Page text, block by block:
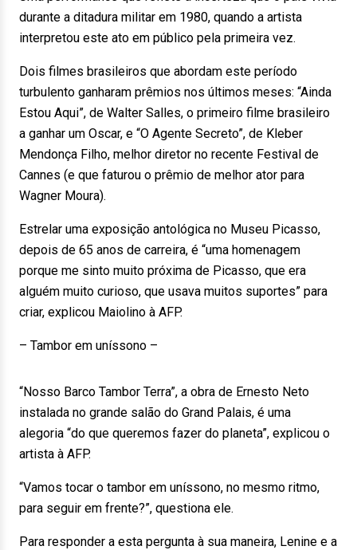
durante a ditadura militar em 1980, quando a artista
interpretou este ato em público pela primeira vez.
Dois filmes brasileiros que abordam este período
turbulento ganharam prêmios nos últimos meses: “Ainda
Estou Aqui”, de Walter Salles, o primeiro filme brasileiro
a ganhar um Oscar, e “O Agente Secreto”, de Kleber
Mendonça Filho, melhor diretor no recente Festival de
Cannes (e que faturou o prêmio de melhor ator para
Wagner Moura).
Estrelar uma exposição antológica no Museu Picasso,
depois de 65 anos de carreira, é “uma homenagem
porque me sinto muito próxima de Picasso, que era
alguém muito curioso, que usava muitos suportes” para
criar, explicou Maiolino à AFP.
– Tambor em uníssono –
“Nosso Barco Tambor Terra”, a obra de Ernesto Neto
instalada no grande salão do Grand Palais, é uma
alegoria “do que queremos fazer do planeta”, explicou o
artista à AFP.
“Vamos tocar o tambor em uníssono, no mesmo ritmo,
para seguir em frente?”, questiona ele.
Para responder a esta pergunta à sua maneira, Lenine e a